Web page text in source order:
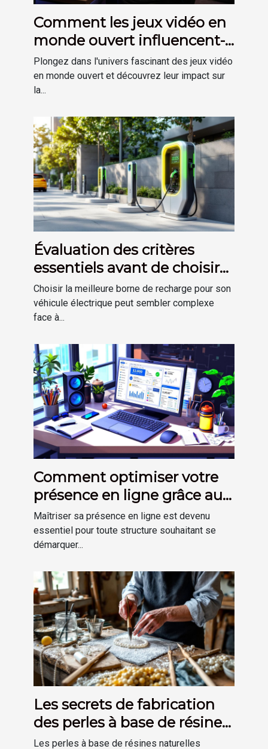
Comment les jeux vidéo en
monde ouvert influencent-
ils la créativité des joueurs ?
Plongez dans l'univers fascinant des jeux vidéo
en monde ouvert et découvrez leur impact sur
la...
Évaluation des critères
essentiels avant de choisir
votre borne de recharge
Choisir la meilleure borne de recharge pour son
véhicule électrique peut sembler complexe
face à...
Comment optimiser votre
présence en ligne grâce aux
outils numériques
modernes ?
Maîtriser sa présence en ligne est devenu
essentiel pour toute structure souhaitant se
démarquer...
Les secrets de fabrication
des perles à base de résines
naturelles
Les perles à base de résines naturelles